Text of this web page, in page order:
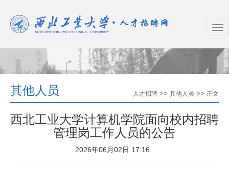
其他人员 人才招聘 >> 其他人员 >> 正文
西北工业大学计算机学院面向校内招聘
管理岗工作人员的公告
2026年06月02日 17:16